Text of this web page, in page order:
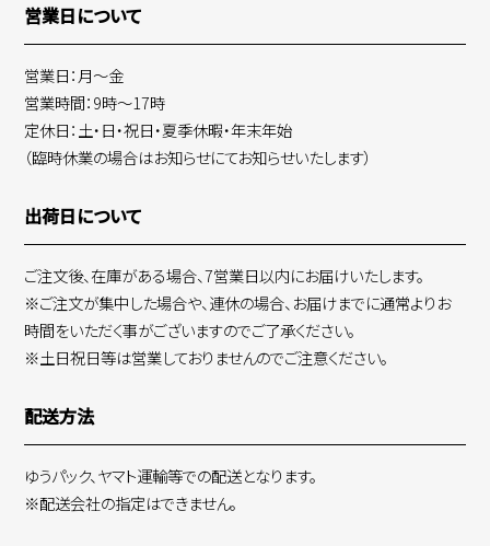
営業日について
営業日：月～金
営業時間：9時～17時
定休日：土・日・祝日・夏季休暇・年末年始
（臨時休業の場合はお知らせにてお知らせいたします）
出荷日について
ご注文後、在庫がある場合、7営業日以内にお届けいたします。
※ご注文が集中した場合や、連休の場合、お届けまでに通常よりお
時間をいただく事がございますのでご了承ください。
※土日祝日等は営業しておりませんのでご注意ください。
配送方法
ゆうパック、ヤマト運輸等での配送となります。
※配送会社の指定はできません。